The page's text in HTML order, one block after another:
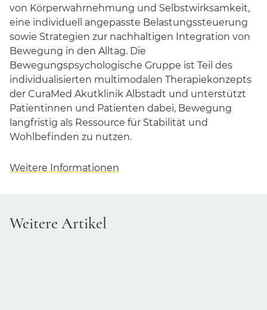
Kontakt und Anmeldung
Für Zuweiser
CuraMedKlinikgruppe
Karriere
von Körperwahrnehmung und Selbstwirksamkeit,
eine individuell angepasste Belastungssteuerung
sowie Strategien zur nachhaltigen Integration von
Bewegung in den Alltag. Die
Bewegungspsychologische Gruppe ist Teil des
individualisierten multimodalen Therapiekonzepts
der CuraMed Akutklinik Albstadt und unterstützt
Patientinnen und Patienten dabei, Bewegung
langfristig als Ressource für Stabilität und
Wohlbefinden zu nutzen.
Weitere Informationen
Weitere Artikel